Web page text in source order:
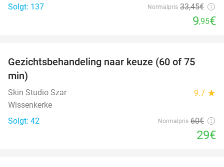
Solgt: 137
Normalpris 33,45€
9,95€
52%
Gezichtsbehandeling naar keuze (60 of 75
min)
Skin Studio Szar 9.7 star
Wissenkerke
Solgt: 42
Normalpris 60€
29€